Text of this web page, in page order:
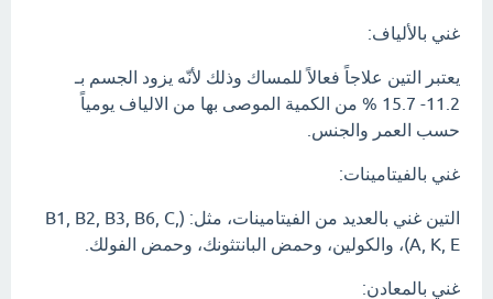
غني بالألياف:
يعتبر التين علاجاً فعالاً للمساك وذلك لأنّه يزود الجسم بـ
11.2- 15.7 % من الكمية الموصى بها من الالياف يومياً
حسب العمر والجنس.
غني بالفيتامينات:
التين غني بالعديد من الفيتامينات، مثل: (B1, B2, B3, B6, C,
A, K, E)، والكولين، وحمض البانتثونك، وحمض الفولك.
غني بالمعادن: